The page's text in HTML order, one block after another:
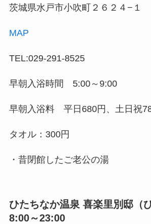
茨城県水戸市小吹町２６２４−１
MAP
TEL:029-291-8525
早朝入浴時間 5:00～9:00
早朝入浴料 平日680円、土日祝
タオル：300円
・昔閉館したご老公の湯
ひたちなか温泉 喜楽里別邸（
8:00～23:00